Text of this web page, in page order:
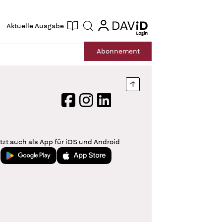
Aktuelle Ausgabe Suche login
login
Abonnement
Nach oben springen
FacebookInstagram
LinkedIn
auch als App für iOS und Android
Jetzt bei Google PlayLaden im App Store